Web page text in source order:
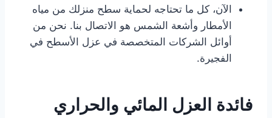
الآن، كل ما تحتاجه لحماية سطح منزلك من مياه
الأمطار وأشعة الشمس هو الاتصال بنا. نحن من
أوائل الشركات المتخصصة في عزل الأسطح في
الفجيرة.
فائدة العزل المائي والحراري